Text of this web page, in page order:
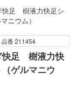
品番 211454
快足 樹液力快
ゲルマニウ